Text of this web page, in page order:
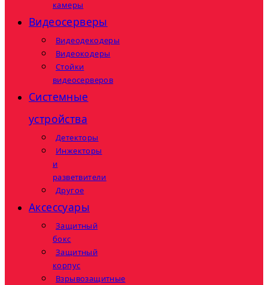
камеры
Видеосерверы
Видеодекодеры
Видеокодеры
Стойки
видеосерверов
Системные
устройства
Детекторы
Инжекторы
и
разветвители
Другое
Аксессуары
Защитный
бокс
Защитный
корпус
Взрывозащитные